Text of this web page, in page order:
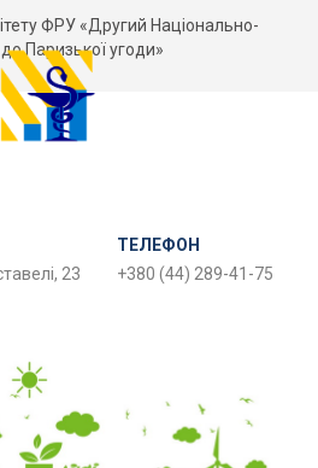
23
ТЕЛЕФОН
+380 (44) 289-41-75
ФРУ «Другий Національно-
Паризької угоди»